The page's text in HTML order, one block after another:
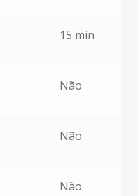
15 min
Não
Não
Não